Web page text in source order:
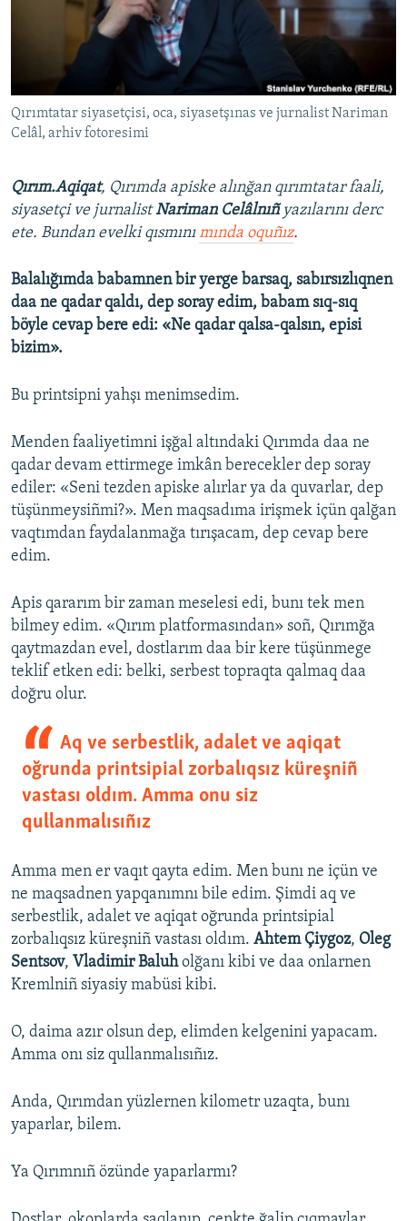
Українською
QOŞULIÑIZ!
RFE/RS bütün saytları
Qırımtatar siyasetçisi, oca, siyasetşınas ve jurnalist Nariman
Celâl, arhiv fotoresimi
Qırım.Aqiqat, Qırımda apiske alınğan qırımtatar faali,
siyasetçi ve jurnalistNariman Celâlnıñyazılarını derc
ete. Bundan evelki qısmınımında oquñız.
Balalığımda babamnen bir yerge barsaq, sabırsızlıqnen
daa ne qadar qaldı, dep soray edim, babam sıq-sıq
böyle cevap bere edi: «Ne qadar qalsa-qalsın, episi
bizim».
Bu printsipni yahşı menimsedim.
Menden faaliyetimni işğal altındaki Qırımda daa ne
qadar devam ettirmege imkân berecekler dep soray
ediler: «Seni tezden apiske alırlar ya da quvarlar, dep
tüşünmeysiñmi?». Men maqsadıma irişmek içün qalğan
vaqtımdan faydalanmağa tırışacam, dep cevap bere
edim.
Apis qararım bir zaman meselesi edi, bunı tek men
bilmey edim. «Qırım platformasından» soñ, Qırımğa
qaytmazdan evel, dostlarım daa bir kere tüşünmege
teklif etken edi: belki, serbest topraqta qalmaq daa
doğru olur.
Aq ve serbestlik, adalet ve aqiqat
oğrunda printsipial zorbalıqsız küreşniñ
vastası oldım. Amma onu siz
qullanmalısıñız
Amma men er vaqıt qayta edim. Men bunı ne içün ve
ne maqsadnen yapqanımnı bile edim. Şimdi aq ve
serbestlik, adalet ve aqiqat oğrunda printsipial
zorbalıqsız küreşniñ vastası oldım. Ahtem Çiygoz, Oleg
Sentsov, Vladimir Baluholğanı kibi ve daa onlarnen
Kremlniñ siyasiy mabüsi kibi.
O, daima azır olsun dep, elimden kelgenini yapacam.
Amma onı siz qullanmalısıñız.
Anda, Qırımdan yüzlernen kilometr uzaqta, bunı
yaparlar, bilem.
Ya Qırımnıñ özünde yaparlarmı?